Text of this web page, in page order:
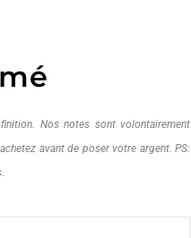
Nos notes sont volontairement
avant de poser votre argent. PS: